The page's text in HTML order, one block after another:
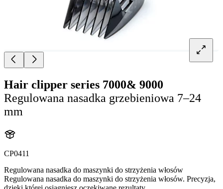
Hair clipper series 7000& 9000
Regulowana nasadka grzebieniowa 7–24
mm
CP0411
Regulowana nasadka do maszynki do strzyżenia włosów
Regulowana nasadka do maszynki do strzyżenia włosów. Precyzja,